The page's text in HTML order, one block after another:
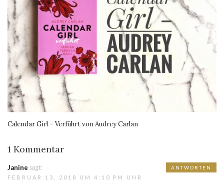
Calendar Girl – Verführt von Audrey Carlan
1 Kommentar
Janine sagt:
FEBRUAR 13, 2018 UM 4:10 PM UHR
ANTWORTEN